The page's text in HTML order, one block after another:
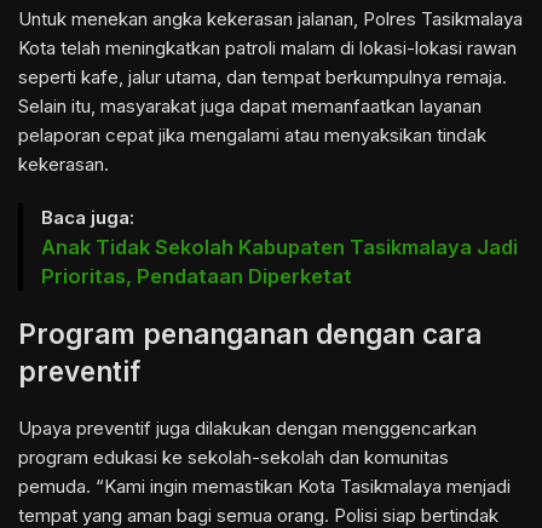
Untuk menekan angka kekerasan jalanan, Polres Tasikmalaya
Kota telah meningkatkan patroli malam di lokasi-lokasi rawan
seperti kafe, jalur utama, dan tempat berkumpulnya remaja.
Selain itu, masyarakat juga dapat memanfaatkan layanan
pelaporan cepat jika mengalami atau menyaksikan tindak
kekerasan.
Baca juga:
Anak Tidak Sekolah Kabupaten Tasikmalaya Jadi
Prioritas, Pendataan Diperketat
Program penanganan dengan cara
preventif
Upaya preventif juga dilakukan dengan menggencarkan
program edukasi ke sekolah-sekolah dan komunitas
pemuda. “Kami ingin memastikan Kota Tasikmalaya menjadi
tempat yang aman bagi semua orang. Polisi siap bertindak